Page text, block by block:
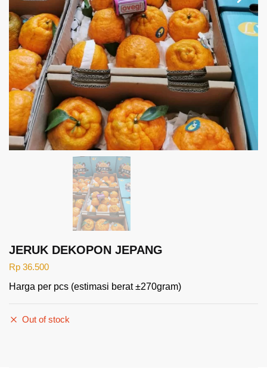
JERUK DEKOPON JEPANG
Rp 36.500
Harga per pcs (estimasi berat ±270gram)
Out of stock